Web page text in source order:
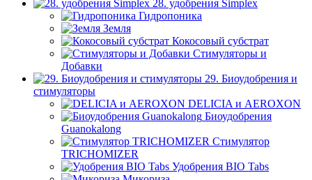
28. удобрения Simplex
Гидропоника
Земля
Кокосовый субстрат
Стимуляторы и
Добавки
29. Биоудобрения и
стимуляторы
DELICIA и AEROXON
Биоудобрения
Guanokalong
Стимулятор
TRICHOMIZER
Удобрения BIO Tabs